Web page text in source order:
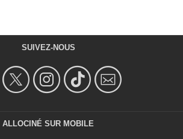
SUIVEZ-NOUS
ALLOCINÉ SUR MOBILE